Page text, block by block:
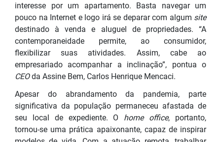
interesse por um apartamento. Basta navegar um
pouco na Internet e logo irá se deparar com algum site
destinado à venda e aluguel de propriedades. “A
contemporaneidade permite, ao consumidor,
flexibilizar suas atividades. Assim, cabe ao
empresariado acompanhar a inclinação”, pontua o
CEOda Assine Bem, Carlos Henrique Mencaci.
Apesar do abrandamento da pandemia, parte
significativa da população permaneceu afastada de
seu local de expediente. O home office, portanto,
tornou-se uma prática apaixonante, capaz de inspirar